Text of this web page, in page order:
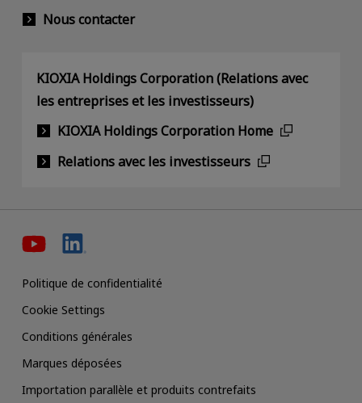
Nous contacter
KIOXIA Holdings Corporation (Relations avec
les entreprises et les investisseurs)
KIOXIA Holdings Corporation Home
Relations avec les investisseurs
Politique de confidentialité
Cookie Settings
Conditions générales
Marques déposées
Importation parallèle et produits contrefaits